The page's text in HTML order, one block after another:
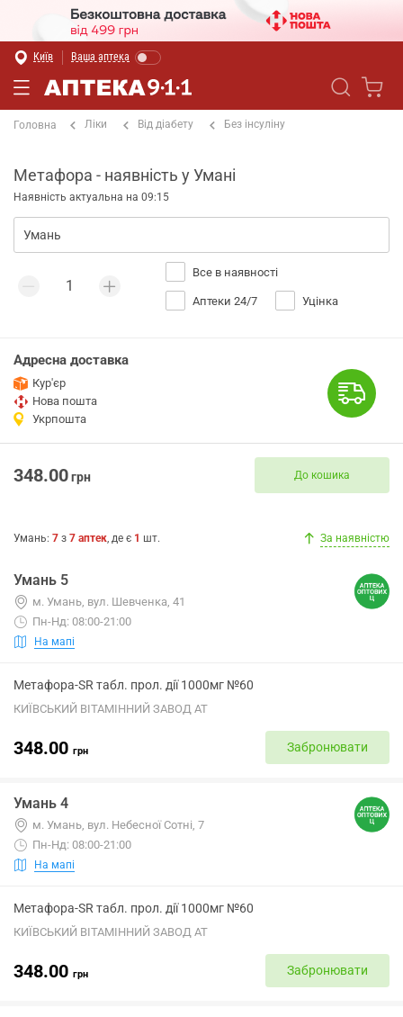
Київ Ваша аптека
Головна Ліки Від діабету Без інсуліну
Метафора - наявність у Умані
Наявність актуальна на 09:15
Все в наявності
Аптеки 24/7 Уцінка
Адресна доставка
Кур'єр
Нова пошта
Укрпошта
348.00грн До кошика
Умань: 7 з 7 аптек, де є 1 шт. За наявністю
Умань 5
м. Умань, вул. Шевченка, 41
Пн-Нд: 08:00-21:00
На мапі
Метафора-SR табл. прол. дії 1000мг №60
КИЇВСЬКИЙ ВІТАМІННИЙ ЗАВОД АТ
348.00 грн Забронювати
Умань 4
м. Умань, вул. Небесної Сотні, 7
Пн-Нд: 08:00-21:00
На мапі
Метафора-SR табл. прол. дії 1000мг №60
КИЇВСЬКИЙ ВІТАМІННИЙ ЗАВОД АТ
348.00 грн Забронювати